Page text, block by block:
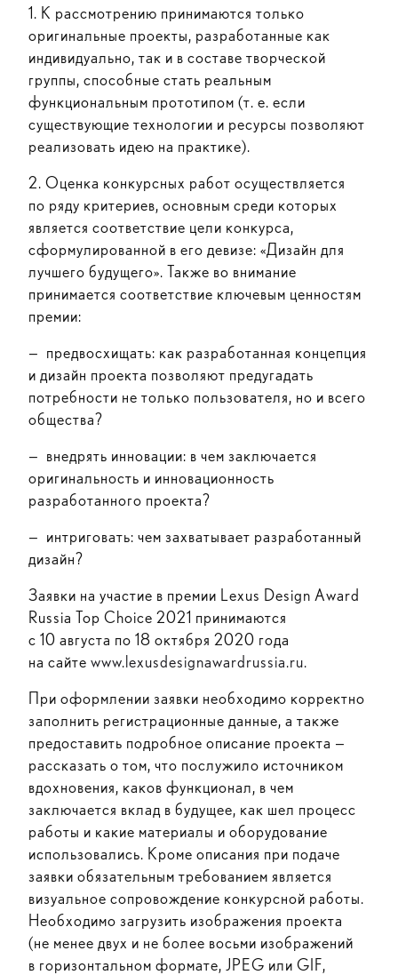
1. К рассмотрению принимаются только
оригинальные проекты, разработанные как
индивидуально, так и в составе творческой
группы, способные стать реальным
функциональным прототипом (т. е. если
существующие технологии и ресурсы позволяют
реализовать идею на практике).
2. Оценка конкурсных работ осуществляется
по ряду критериев, основным среди которых
является соответствие цели конкурса,
сформулированной в его девизе: «Дизайн для
лучшего будущего». Также во внимание
принимается соответствие ключевым ценностям
премии:
— предвосхищать: как разработанная концепция
и дизайн проекта позволяют предугадать
потребности не только пользователя, но и всего
общества?
— внедрять инновации: в чем заключается
оригинальность и инновационность
разработанного проекта?
— интриговать: чем захватывает разработанный
дизайн?
Заявки на участие в премии Lexus Design Award
Russia Top Choice 2021 принимаются
с 10 августа по 18 октября 2020 года
на сайте www.lexusdesignawardrussia.ru.
При оформлении заявки необходимо корректно
заполнить регистрационные данные, а также
предоставить подробное описание проекта —
рассказать о том, что послужило источником
вдохновения, каков функционал, в чем
заключается вклад в будущее, как шел процесс
работы и какие материалы и оборудование
использовались. Кроме описания при подаче
заявки обязательным требованием является
визуальное сопровождение конкурсной работы.
Необходимо загрузить изображения проекта
(не менее двух и не более восьми изображений
в горизонтальном формате, JPEG или GIF,